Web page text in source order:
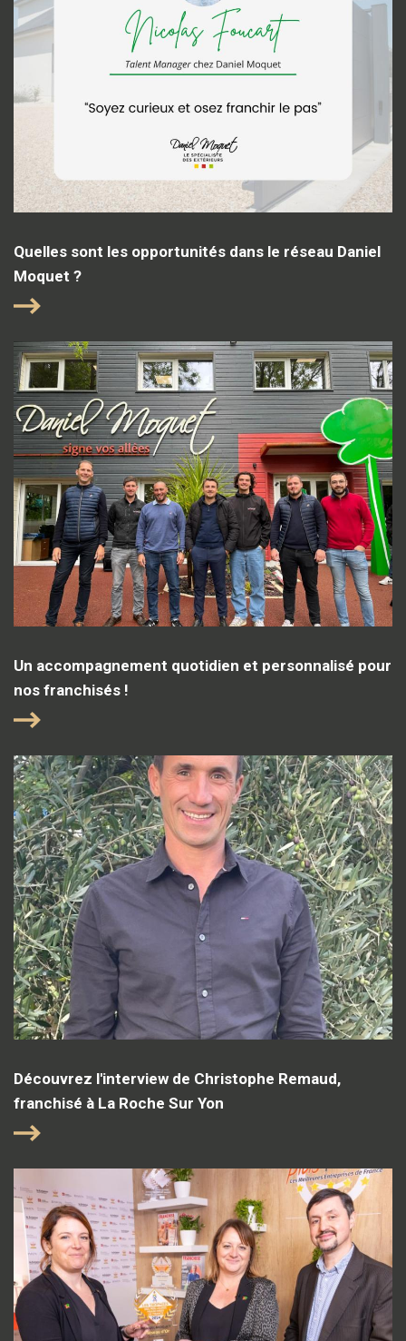
Quelles sont les opportunités dans le réseau Daniel
Moquet ?
Un accompagnement quotidien et personnalisé pour
nos franchisés !
Découvrez l'interview de Christophe Remaud,
franchisé à La Roche Sur Yon